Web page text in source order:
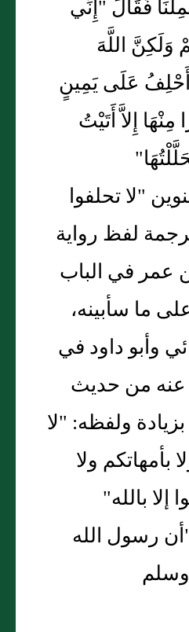
فَقَالَ "إِنِّي
اللَّهَ
أَحْلِفُ عَلَى يَمِينٍ
إِلاَّ أَتَيْتُ
"لا تحلفوا
لفظ رواية
عمر في الباب
ما سأبينه،
وأبو داود في
عنه من حديث
ولفظه: "لا
بأمهاتكم ولا
إلا بالله"
رسول الله